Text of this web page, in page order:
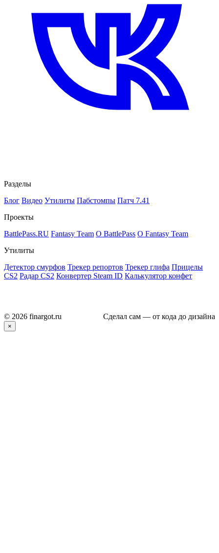
Разделы
Блог Видео Утилиты Пабстомпы Патч 7.41
Проекты
BattlePass.RU Fantasy Team О BattlePass О Fantasy Team
Утилиты
Детектор смурфов Трекер репортов Трекер глифа Прицелы
CS2 Радар CS2 Конвертер Steam ID Калькулятор конфет
© 2026 finargot.ru Сделал сам — от кода до дизайна
×